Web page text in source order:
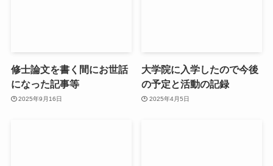
修士論文を書く間にお世話
になった記事等
2025年9月16日
大学院に入学したので今後
の予定と活動の記録
2025年4月5日